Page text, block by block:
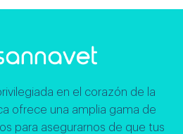
en el corazón de la
ofrece una amplia gama de
para asegurarnos de que tus